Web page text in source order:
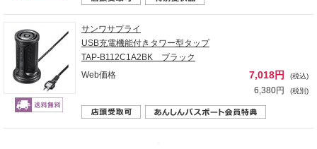
サンワサプライ
USB充電機能付きタワー型タップ
TAP-B112C1A2BK ブラック
Web価格
7,018円 (税込)
6,380円 (税別)